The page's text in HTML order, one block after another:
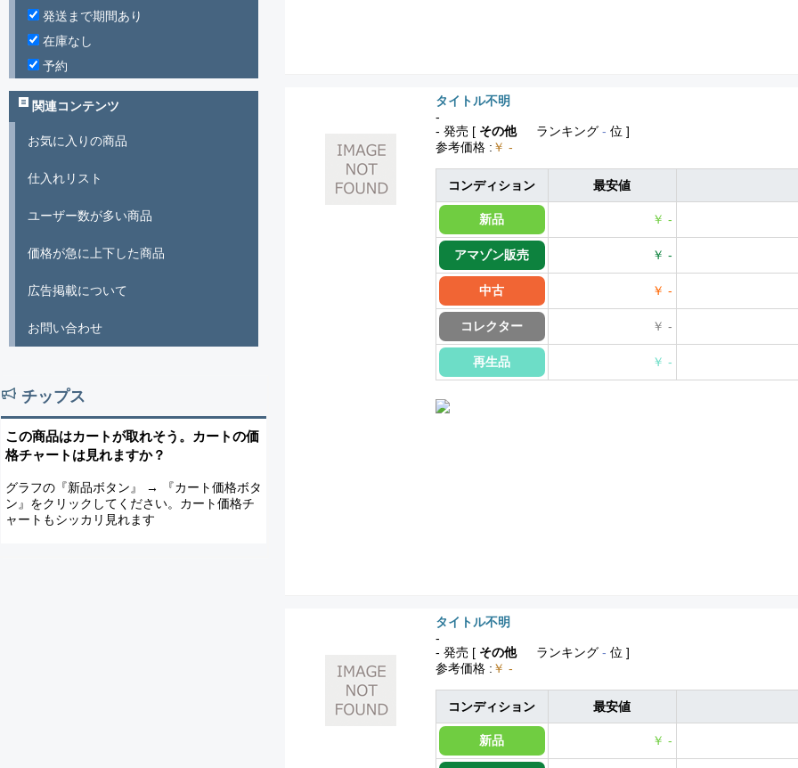
タイトル不明
-
- 発売 [ その他 ランキング - 位 ]
参考価格 : ￥ -
コンディション 最安値
新品 ￥ -
アマゾン販売 ￥ -
中古 ￥ -
コレクター ￥ -
再生品 ￥ -
タイトル不明
-
- 発売 [ その他 ランキング - 位 ]
参考価格 : ￥ -
コンディション 最安値
新品 ￥ -
発送まで期間あり
在庫なし
予約
関連コンテンツ
お気に入りの商品
仕入れリスト
ユーザー数が多い商品
価格が急に上下した商品
広告掲載について
お問い合わせ
チップス
この商品はカートが取れそう。カートの価
格チャートは見れますか？
グラフの『新品ボタン』 → 『カート価格ボタ
ン』をクリックしてください。カート価格チ
ャートもシッカリ見れます